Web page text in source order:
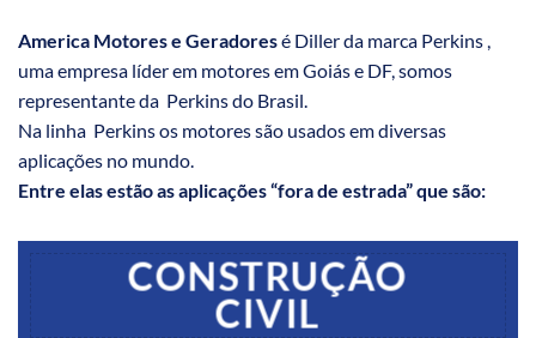
America Motores e Geradoresé Diller da marca Perkins ,
uma empresa líder em motores em Goiás e DF, somos
representante da Perkins do Brasil.
Na linha Perkins os motores são usados em diversas
aplicações no mundo.
Entre elas estão as aplicações “fora de estrada” que são:
CONSTRUÇÃO
CIVIL